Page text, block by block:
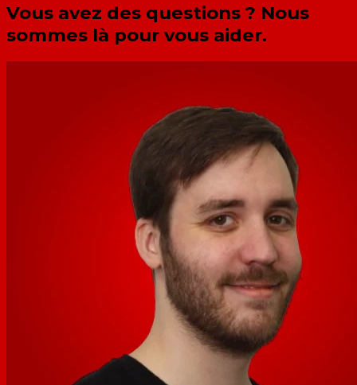
Vous avez des questions ? Nous
sommes là pour vous aider.